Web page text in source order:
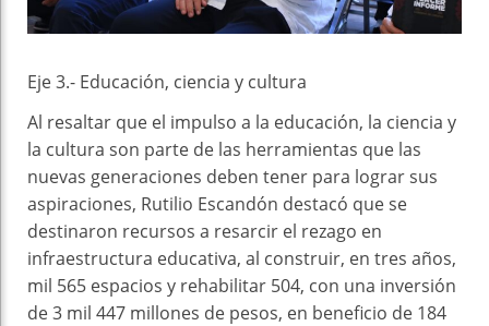
Eje 3.- Educación, ciencia y cultura
Al resaltar que el impulso a la educación, la ciencia y
la cultura son parte de las herramientas que las
nuevas generaciones deben tener para lograr sus
aspiraciones, Rutilio Escandón destacó que se
destinaron recursos a resarcir el rezago en
infraestructura educativa, al construir, en tres años,
mil 565 espacios y rehabilitar 504, con una inversión
de 3 mil 447 millones de pesos, en beneficio de 184